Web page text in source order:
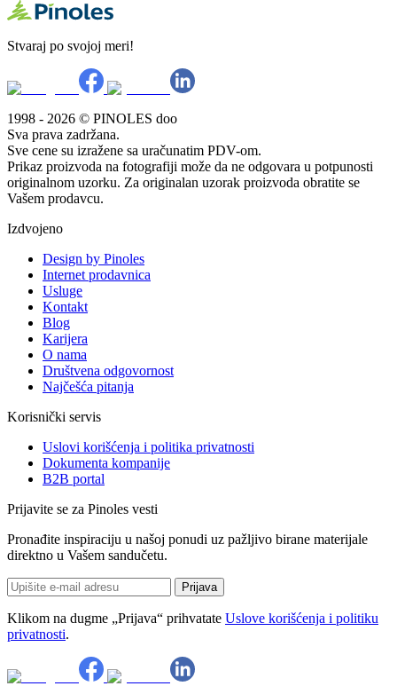
Stvaraj po svojoj meri!
1998 - 2026 © PINOLES doo
Sva prava zadržana.
Sve cene su izražene sa uračunatim PDV-om.
Prikaz proizvoda na fotografiji može da ne odgovara u potpunosti
originalnom uzorku. Za originalan uzorak proizvoda obratite se
Vašem prodavcu.
Izdvojeno
Design by Pinoles
Internet prodavnica
Usluge
Kontakt
Blog
Karijera
O nama
Društvena odgovornost
Najčešća pitanja
Korisnički servis
Uslovi korišćenja i politika privatnosti
Dokumenta kompanije
B2B portal
Prijavite se za Pinoles vesti
Pronađite inspiraciju u našoj ponudi uz pažljivo birane materijale
direktno u Vašem sandučetu.
Prijava
Klikom na dugme „Prijava“ prihvatate Uslove korišćenja i politiku
privatnosti.